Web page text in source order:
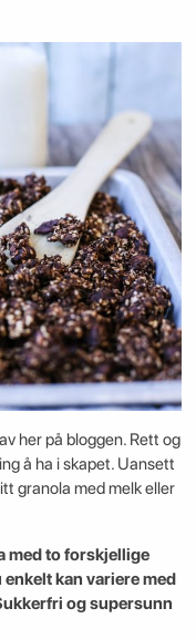
her på bloggen. Rett og
å ha i skapet. Uansett
granola med melk eller
med to forskjellige
kan variere med
og supersunn